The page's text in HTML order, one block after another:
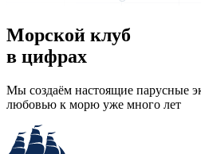
Морской клуб
в цифрах
Мы создаём настоящие парусные
любовью к морю уже много лет